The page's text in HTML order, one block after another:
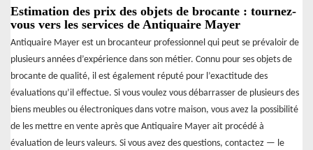
Estimation des prix des objets de brocante : tournez-
vous vers les services de Antiquaire Mayer
Antiquaire Mayer est un brocanteur professionnel qui peut se prévaloir de
plusieurs années d’expérience dans son métier. Connu pour ses objets de
brocante de qualité, il est également réputé pour l’exactitude des
évaluations qu’il effectue. Si vous voulez vous débarrasser de plusieurs des
biens meubles ou électroniques dans votre maison, vous avez la possibilité
de les mettre en vente après que Antiquaire Mayer ait procédé à
évaluation de leurs valeurs. Si vous avez des questions, contactez — le